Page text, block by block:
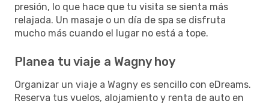
presión, lo que hace que tu visita se sienta más
relajada. Un masaje o un día de spa se disfruta
mucho más cuando el lugar no está a tope.
Planea tu viaje a Wagny hoy
Organizar un viaje a Wagny es sencillo con eDreams.
Reserva tus vuelos, alojamiento y renta de auto en